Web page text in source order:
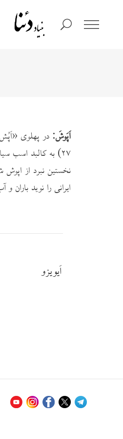
اَپَوشَ:
۲۷) به کالبد اسب
نخستین نبرد از
ایرانی را نوید
اَیویزو